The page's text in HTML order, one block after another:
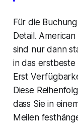
Für die
Detail.
sind nur dann
in das
Erst
Diese
dass Sie in
Meilen